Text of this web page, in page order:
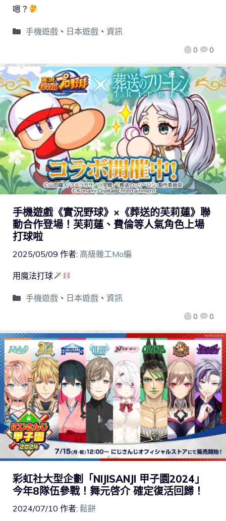
0 0
嗯？
手機遊戲、 日本遊戲、 資訊
手機遊戲《實況野球》×《葬送的芙莉蓮》聯
動合作登場！芙莉蓮、費倫等人氣角色上場
打球啦
2025/05/09 作者: 高級雜工Mo編
0 0
用魔法打球
手機遊戲、 日本遊戲、 資訊
彩虹社大型企劃「NIJISANJI 甲子園2024」
今年8隊伍參戰！舞元啓介 確定復活回歸！
2024/07/10 作者: 鬆餅